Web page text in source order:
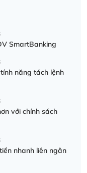
SmartBanking
năng tách lệnh
với chính sách
nhanh liên ngân